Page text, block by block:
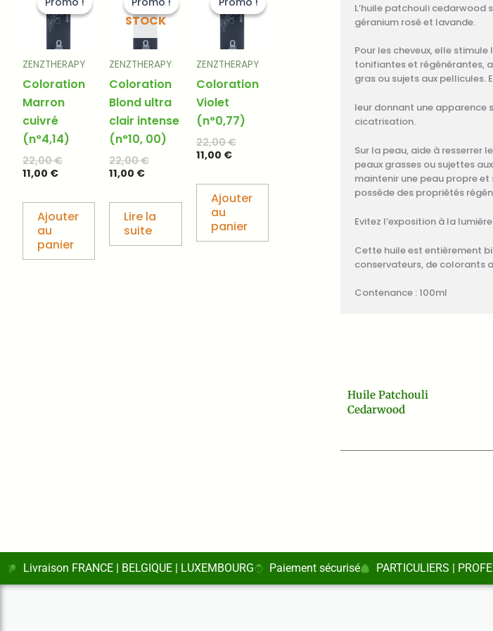
ZENZTHERAPY
Coloration
Marron
cuivré
(n°4,14)
22,00€
initial
était :
11,00 €
actuel
est :
Ajouter
au
panier
STOCK
ZENZTHERAPY
Coloration
Blond ultra
clair intense
(n°10, 00)
22,00€
initial
était :
11,00 €
actuel
est :
Lire la
suite
ZENZTHERAPY
Coloration
Violet
(n°0,77)
22,00€
initial
était :
11,00 €
actuel
est :
Ajouter
au
panier
L’huile patchouli cedarwood
géranium rosé et lavande.
Pour les cheveux, elle
tonifiantes et régénérantes,
gras ou sujets aux pellicules.
leur donnant une apparence
cicatrisation.
Sur la peau, aide à resserrer
peaux grasses ou sujettes
maintenir une peau propre et
possède des propriétés
Evitez l’exposition à la
Cette huile est entièrement
conservateurs, de colorants
Contenance : 100ml
Huile Patchouli
Cedarwood
Livraison FRANCE | BELGIQUE | LUXEMBOURG Paiement sécurisé PARTICULIERS |